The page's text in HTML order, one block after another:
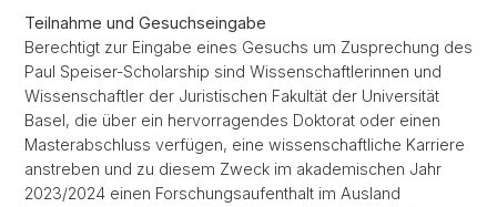
Teilnahme und Gesuchseingabe
Berechtigt zur Eingabe eines Gesuchs um Zusprechung des
Paul Speiser-Scholarship sind Wissenschaftlerinnen und
Wissenschaftler der Juristischen Fakultät der Universität
Basel, die über ein hervorragendes Doktorat oder einen
Masterabschluss verfügen, eine wissenschaftliche Karriere
anstreben und zu diesem Zweck im akademischen Jahr
2023/2024 einen Forschungsaufenthalt im Ausland